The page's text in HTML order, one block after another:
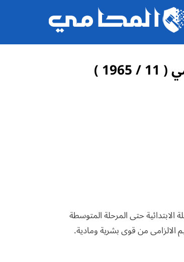
الابتدائية حتى المرحلة المتوسطة
الالزامى من قوى بشرية ومادية.